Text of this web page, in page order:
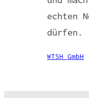
echten
dürfen.
WTSH GmbH